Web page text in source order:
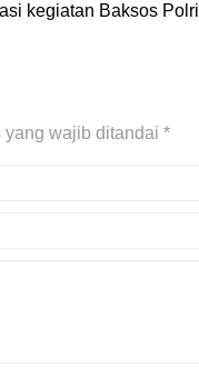
kegiatan Baksos Polri
yang wajib ditandai *